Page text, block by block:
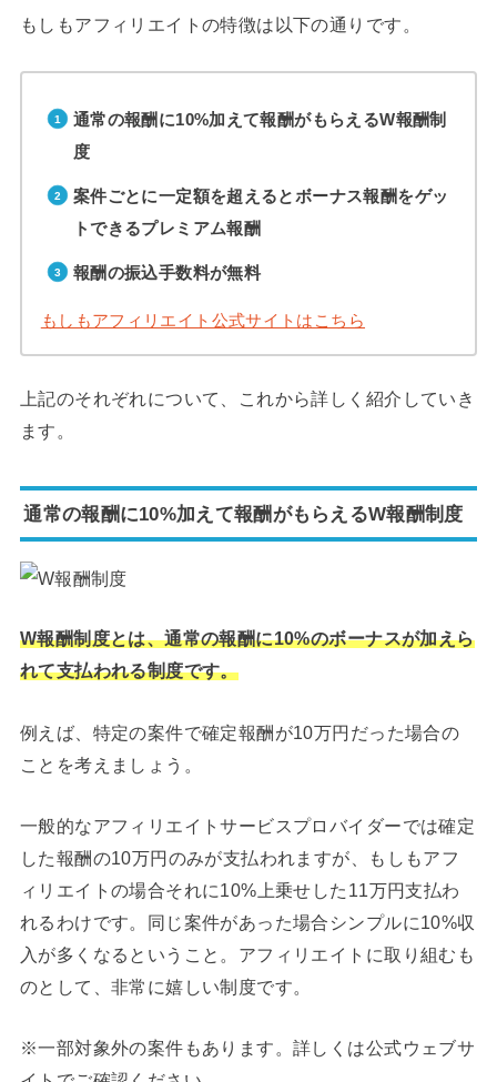
もしもアフィリエイトの特徴は以下の通りです。
通常の報酬に10%加えて報酬がもらえるW報酬制
度
案件ごとに一定額を超えるとボーナス報酬をゲッ
トできるプレミアム報酬
報酬の振込手数料が無料
もしもアフィリエイト公式サイトはこちら
上記のそれぞれについて、これから詳しく紹介していき
ます。
通常の報酬に10%加えて報酬がもらえるW報酬制度
W報酬制度とは、通常の報酬に10%のボーナスが加えら
れて支払われる制度です。
例えば、特定の案件で確定報酬が10万円だった場合の
ことを考えましょう。
一般的なアフィリエイトサービスプロバイダーでは確定
した報酬の10万円のみが支払われますが、もしもアフ
ィリエイトの場合それに10%上乗せした11万円支払わ
れるわけです。同じ案件があった場合シンプルに10%収
入が多くなるということ。アフィリエイトに取り組むも
のとして、非常に嬉しい制度です。
※一部対象外の案件もあります。詳しくは公式ウェブサ